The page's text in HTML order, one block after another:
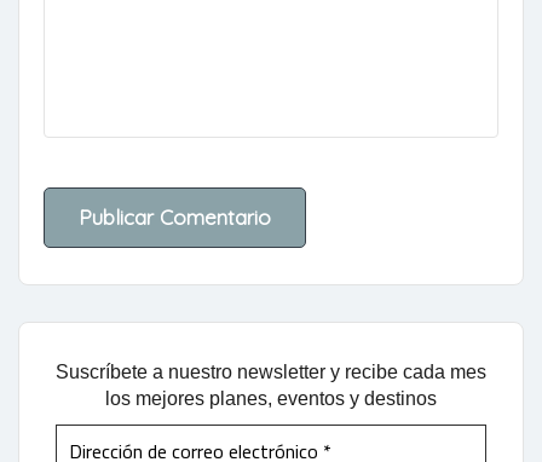
Suscríbete a nuestro newsletter y recibe cada mes
los mejores planes, eventos y destinos